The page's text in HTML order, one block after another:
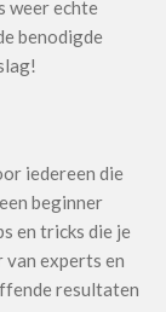
weer echte
benodigde
iedereen die
beginner
en tricks die je
van experts en
resultaten